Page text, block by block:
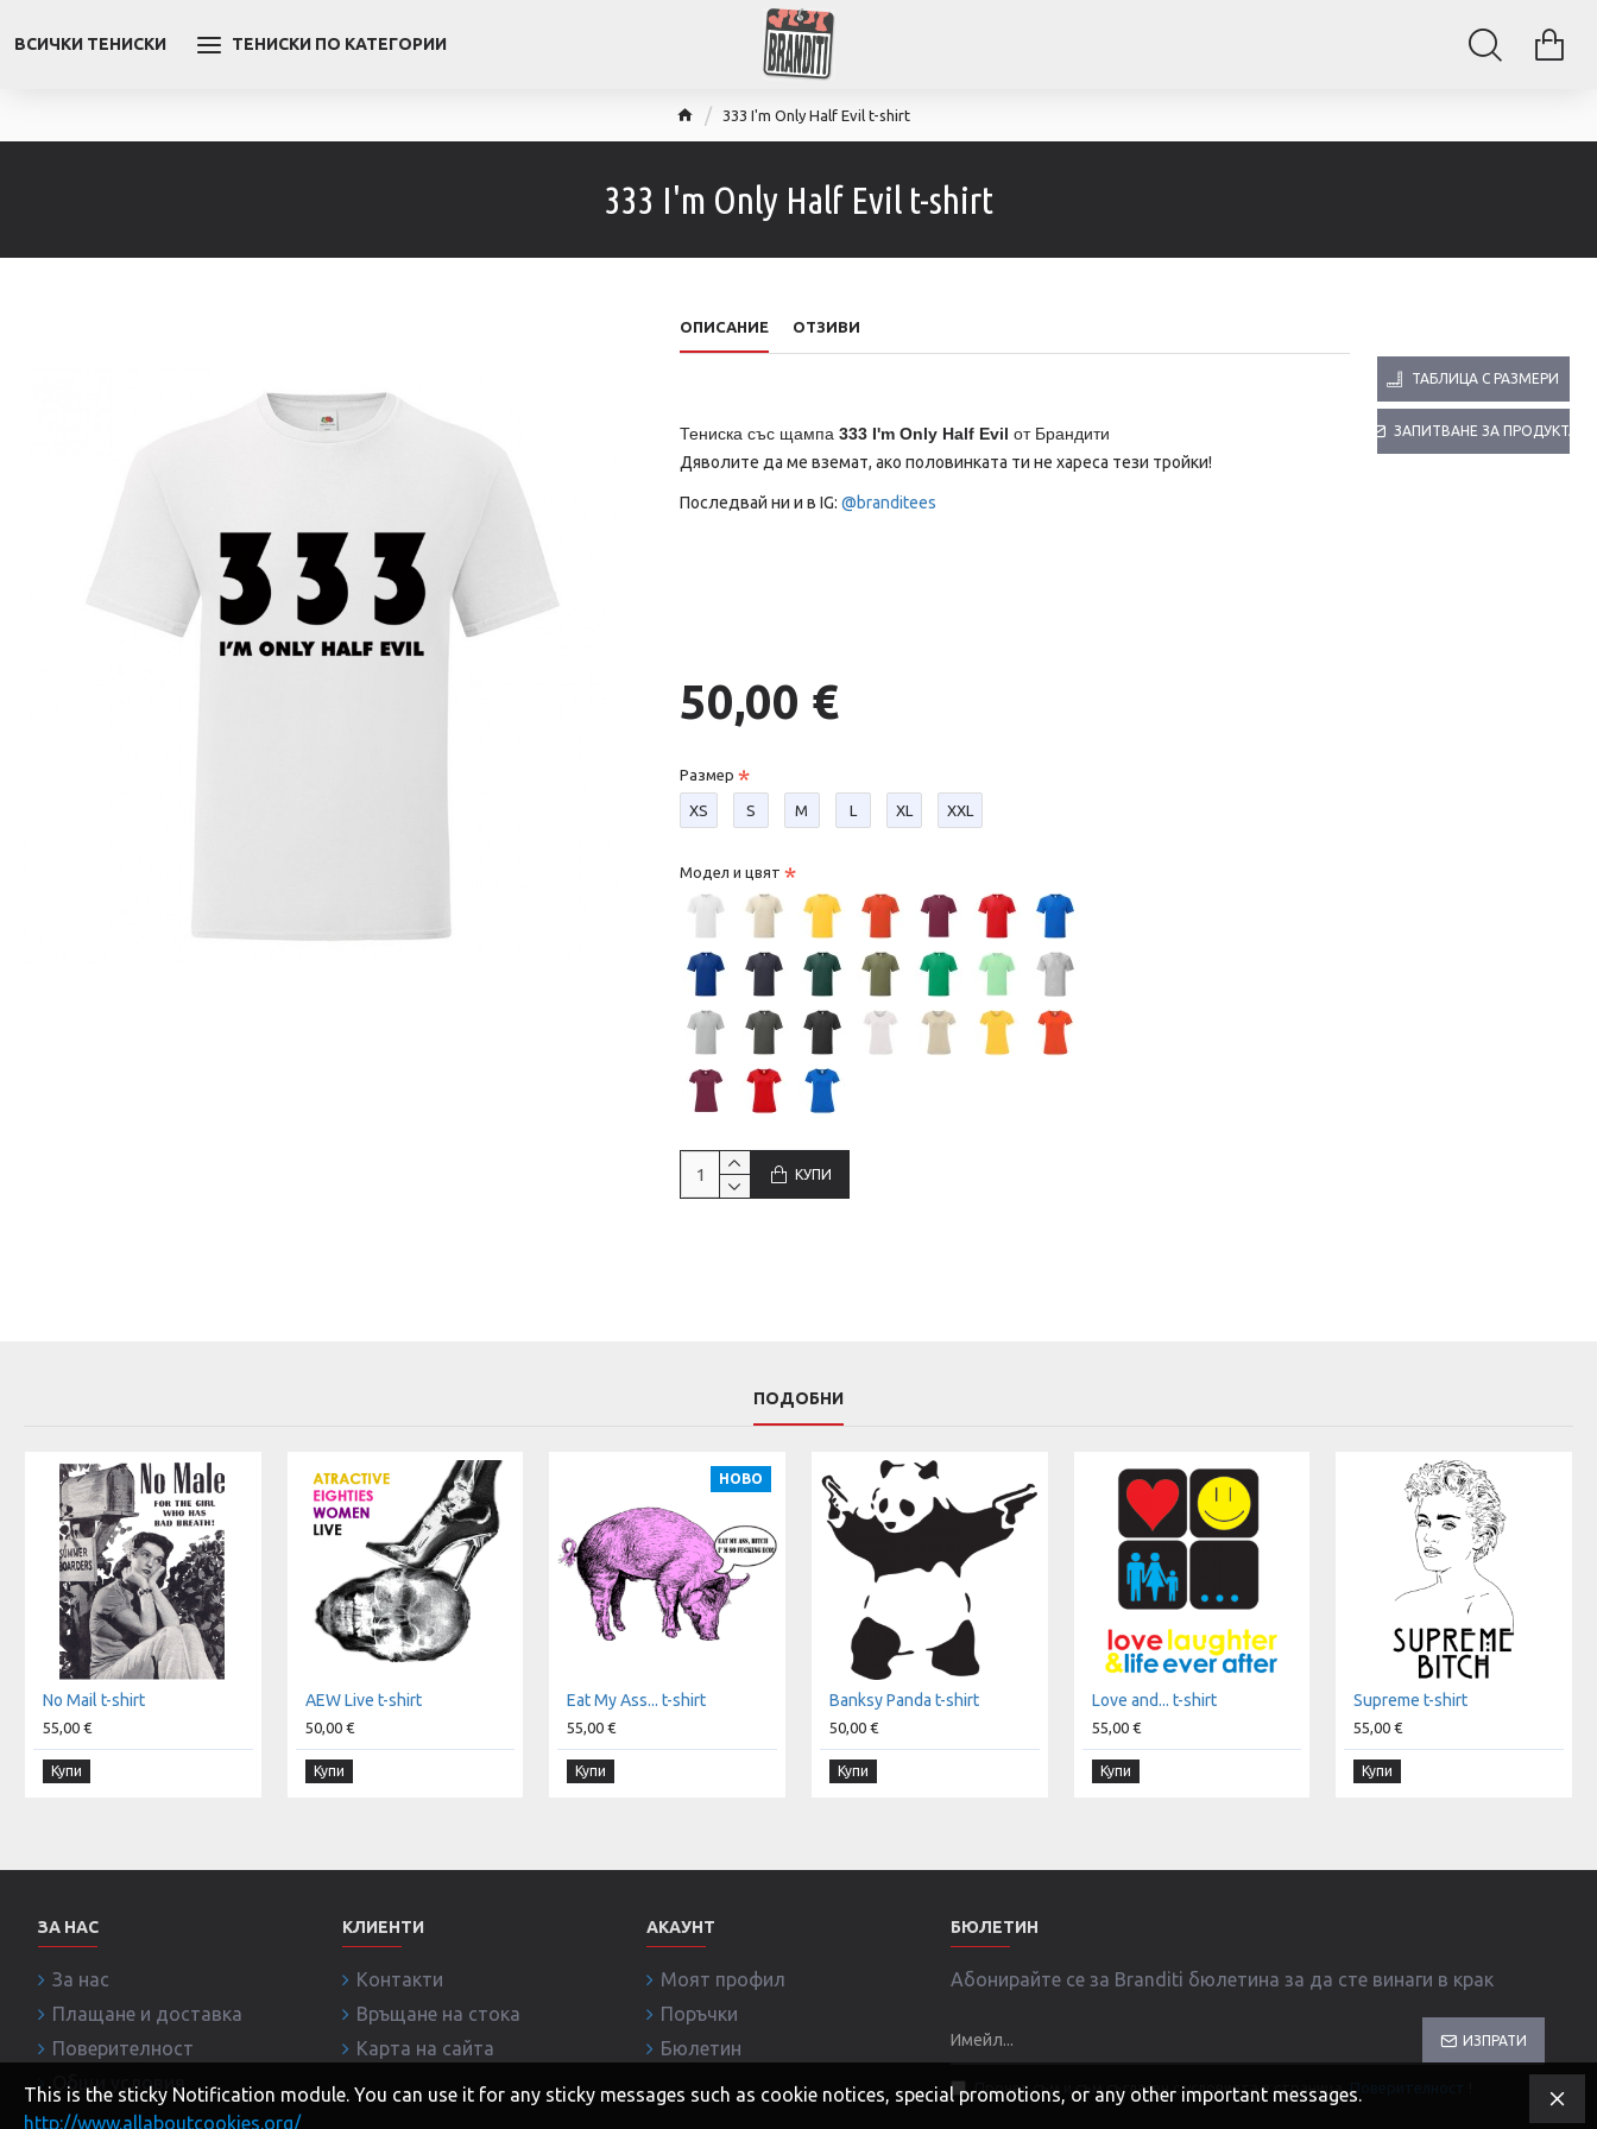
ВСИЧКИ ТЕНИСКИ ТЕНИСКИ ПО КАТЕГОРИИ
333 I'm Only Half Evil t-shirt
333 I'm Only Half Evil t-shirt
ОПИСАНИЕ ОТЗИВИ
Тениска със щампа 333 I'm Only Half Evil от Брандити
Дяволите да ме вземат, ако половинката ти не хареса тези тройки!
Последвай ни и в IG: @branditees
ТАБЛИЦА С РАЗМЕРИ
ЗАПИТВАНЕ ЗА ПРОДУКТА
50,00 €
Размер
XS S М L XL XXL
Модел и цвят
КУПИ
ПОДОБНИ
No Mail t-shirt
55,00 €
Купи
AEW Live t-shirt
50,00 €
Купи
НОВО
Eat My Ass... t-shirt
55,00 €
Купи
Banksy Panda t-shirt
50,00 €
Купи
Love and... t-shirt
55,00 €
Купи
Supreme t-shirt
55,00 €
Купи
ЗА НАС
За нас
Плащане и доставка
Поверителност
Общи условия
КЛИЕНТИ
Контакти
Връщане на стока
Карта на сайта
АКАУНТ
Моят профил
Поръчки
Бюлетин
БЮЛЕТИН
Абонирайте се за Branditi бюлетина за да сте винаги в крак
ИЗПРАТИ
Прочел съм и съм съгласен с условията в страница Поверителност
This is the sticky Notification module. You can use it for any sticky messages such as cookie notices, special promotions, or any other important messages.
http://www.allaboutcookies.org/